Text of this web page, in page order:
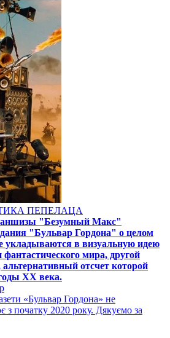
ПЕПЕЛАЦА
"Безумный Макс"
"Бульвар Гордона" о целом
укладываются в визуальную идею
фантастического мира, другой
альтернативный отсчет которой
XX века.
«Бульвар Гордона» не
з початку 2020 року. Дякуємо за